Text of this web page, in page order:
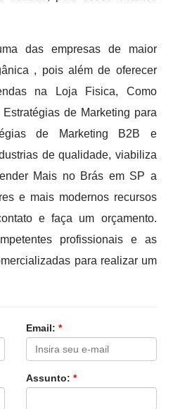
das empresas de maior
, pois além de oferecer
na Loja Fisica, Como
de Marketing para
de Marketing B2B e
de qualidade, viabiliza
Mais no Brás em SP a
e mais modernos recursos
e faça um orçamento.
profissionais e as
para realizar um
Email: *
Assunto: *